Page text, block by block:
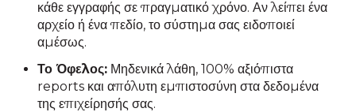
κάθε εγγραφής σε πραγματικό χρόνο. Αν λείπει ένα
αρχείο ή ένα πεδίο, το σύστημα σας ειδοποιεί
αμέσως.
Το Όφελος: Μηδενικά λάθη, 100% αξιόπιστα
reports και απόλυτη εμπιστοσύνη στα δεδομένα
της επιχείρησής σας.